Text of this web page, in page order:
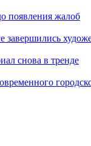
появления жалоб
завершились
снова в тренде